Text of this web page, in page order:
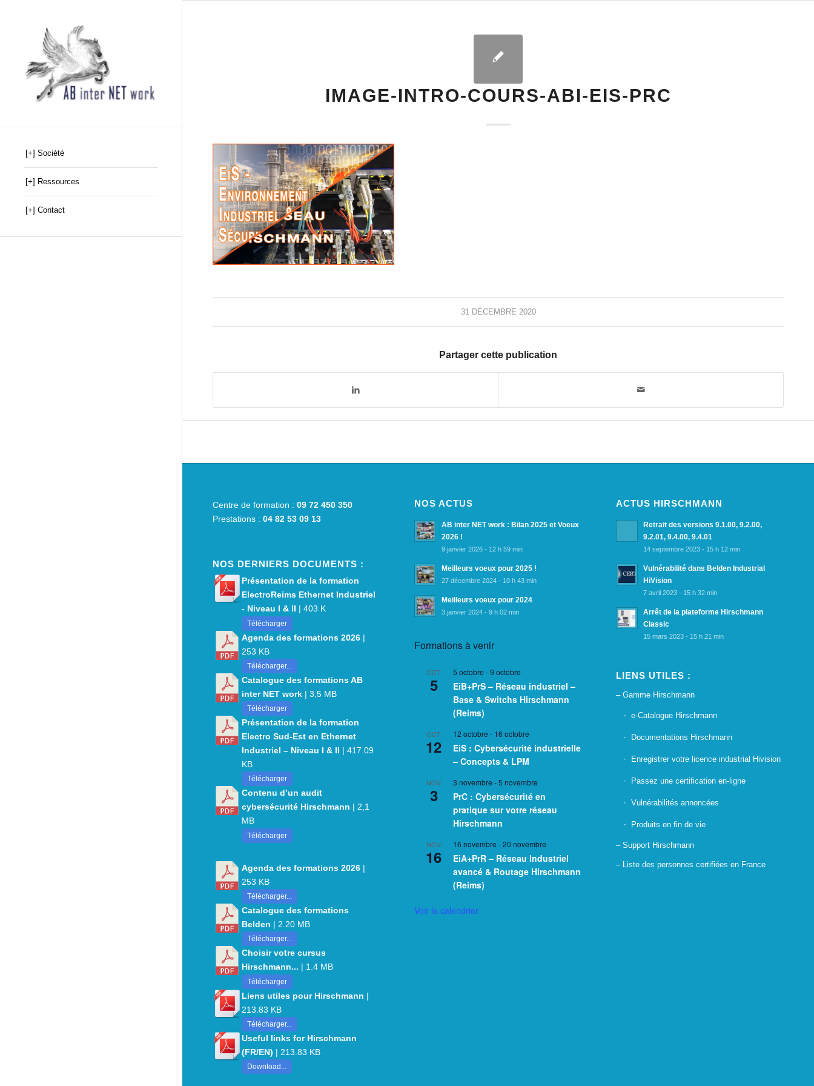
[+] Société
[+] Ressources
[+] Contact
IMAGE-INTRO-COURS-ABI-EIS-PRC
31 DÉCEMBRE 2020
Partager cette publication
Centre de formation : 09 72 450 350
Prestations : 04 82 53 09 13
NOS DERNIERS DOCUMENTS :
Présentation de la formation
ElectroReims Ethernet Industriel
- Niveau I & II | 403 K
Télécharger
Agenda des formations 2026 |
253 KB
Télécharger...
Catalogue des formations AB
inter NET work | 3,5 MB
Télécharger
Présentation de la formation
Electro Sud-Est en Ethernet
Industriel – Niveau I & II | 417.09
KB
Télécharger
Contenu d’un audit
cybersécurité Hirschmann | 2,1
MB
Télécharger
Agenda des formations 2026 |
253 KB
Télécharger...
Catalogue des formations
Belden | 2.20 MB
Télécharger...
Choisir votre cursus
Hirschmann... | 1.4 MB
Télécharger
Liens utiles pour Hirschmann |
213.83 KB
Télécharger...
Useful links for Hirschmann
(FR/EN) | 213.83 KB
Download...
NOS ACTUS
AB inter NET work : Bilan 2025 et Voeux
2026 !
9 janvier 2026 - 12 h 59 min
Meilleurs voeux pour 2025 !
27 décembre 2024 - 10 h 43 min
Meilleurs voeux pour 2024
3 janvier 2024 - 9 h 02 min
Formations à venir
OCT
5
5 octobre -9 octobre
EiB+PrS – Réseau industriel –
Base & Switchs Hirschmann
(Reims)
OCT
12
12 octobre - 16 octobre
EiS : Cybersécurité industrielle
– Concepts & LPM
NOV
3
3 novembre -5 novembre
PrC : Cybersécurité en
pratique sur votre réseau
Hirschmann
NOV
16
16 novembre -20 novembre
EiA+PrR – Réseau Industriel
avancé & Routage Hirschmann
(Reims)
Voir le calendrier
ACTUS HIRSCHMANN
Retrait des versions 9.1.00, 9.2.00,
9.2.01, 9.4.00, 9.4.01
14 septembre 2023 - 15 h 12 min
Vulnérabilité dans Belden Industrial
HiVision
7 avril 2023 - 15 h 32 min
Arrêt de la plateforme Hirschmann
Classic
15 mars 2023 - 15 h 21 min
LIENS UTILES :
– Gamme Hirschmann
e-Catalogue Hirschmann
Documentations Hirschmann
Enregistrer votre licence industrial Hivision
Passez une certification en-ligne
Vulnérabilités annoncées
Produits en fin de vie
– Support Hirschmann
– Liste des personnes certifiées en France